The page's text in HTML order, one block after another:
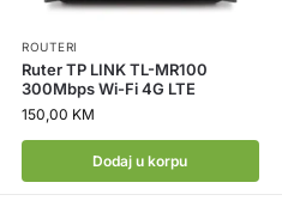
ROUTERI
Ruter TP LINK TL-MR100
300Mbps Wi-Fi 4G LTE
150,00 KM
Dodaj u korpu